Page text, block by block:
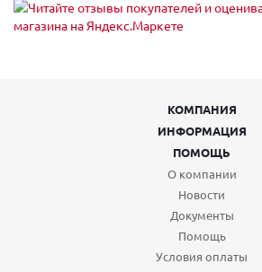
КОМПАНИЯ
ИНФОРМАЦИЯ
ПОМОЩЬ
О компании
Новости
Документы
Помощь
Условия оплаты